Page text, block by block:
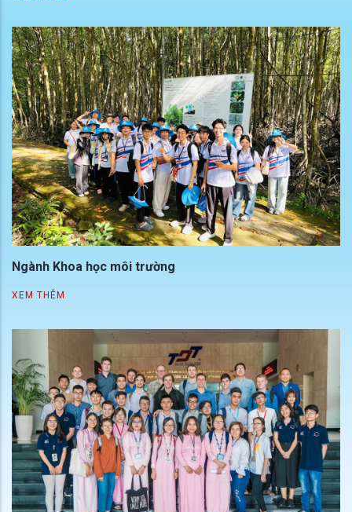
Ngành Khoa học môi trường
XEM THÊM